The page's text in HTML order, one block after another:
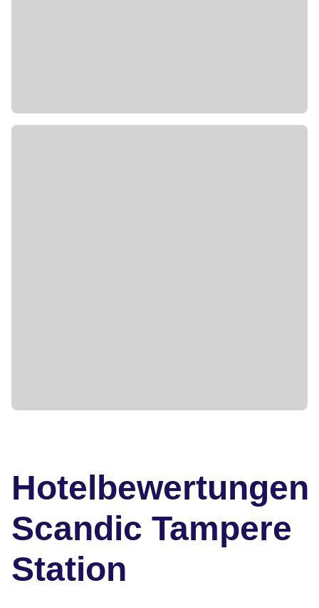
Hotelbewertungen
Scandic Tampere
Station